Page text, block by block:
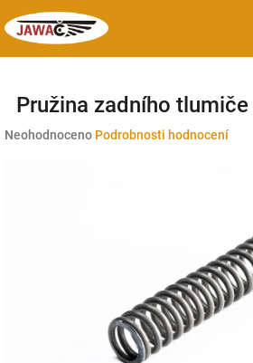
na
obsah
Pružina zadního tlumiče
Průměrné
Neohodnoceno Podrobnosti hodnocení